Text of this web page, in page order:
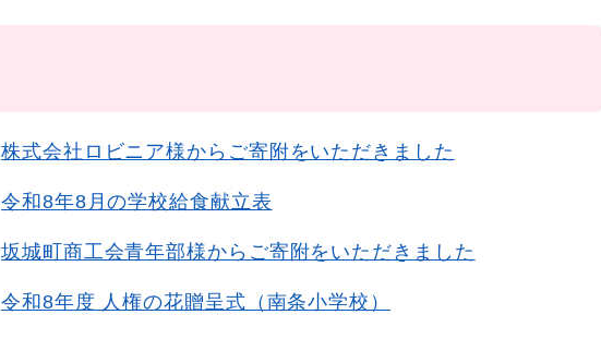
株式会社ロビニア様からご寄附をいただきました
令和8年8月の学校給食献立表
坂城町商工会青年部様からご寄附をいただきました
令和8年度 人権の花贈呈式（南条小学校）